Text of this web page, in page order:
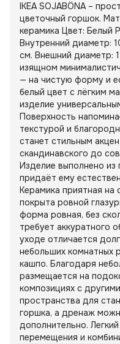
IKEA SOJABÖNA –
цветочный горшок.
керамика Цвет: Белый
Внутренний диаметр:
см. Внешний диаметр:
изящном
— на чистую форму и
белый цвет с лёгким
изделие
Поверхность
текстурой и
станет стильным
скандинавского до
Изделие выполнено из
придаёт ему
Керамика приятная
покрыта ровной
форма ровная, без
требует аккуратного
уходе отличается
небольших комнатных
кашпо. Благодаря
размещается на
композициях с
пространства для
горшка, а дренаж
дополнительно.
перемещения и